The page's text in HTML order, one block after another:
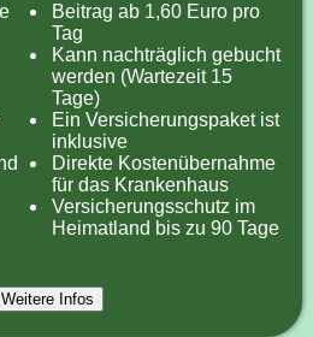
Beitrag ab 1,60 Euro pro
Tag
Kann nachträglich gebucht
werden (Wartezeit 15
Tage)
Ein Versicherungspaket ist
inklusive
Direkte Kostenübernahme
für das Krankenhaus
Versicherungsschutz im
Heimatland bis zu 90 Tage
Infos